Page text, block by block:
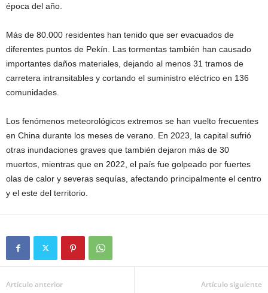
época del año.
Más de 80.000 residentes han tenido que ser evacuados de
diferentes puntos de Pekín. Las tormentas también han causado
importantes daños materiales, dejando al menos 31 tramos de
carretera intransitables y cortando el suministro eléctrico en 136
comunidades.
Los fenómenos meteorológicos extremos se han vuelto frecuentes
en China durante los meses de verano. En 2023, la capital sufrió
otras inundaciones graves que también dejaron más de 30
muertos, mientras que en 2022, el país fue golpeado por fuertes
olas de calor y severas sequías, afectando principalmente el centro
y el este del territorio.
Artículo anterior Artículo siguiente